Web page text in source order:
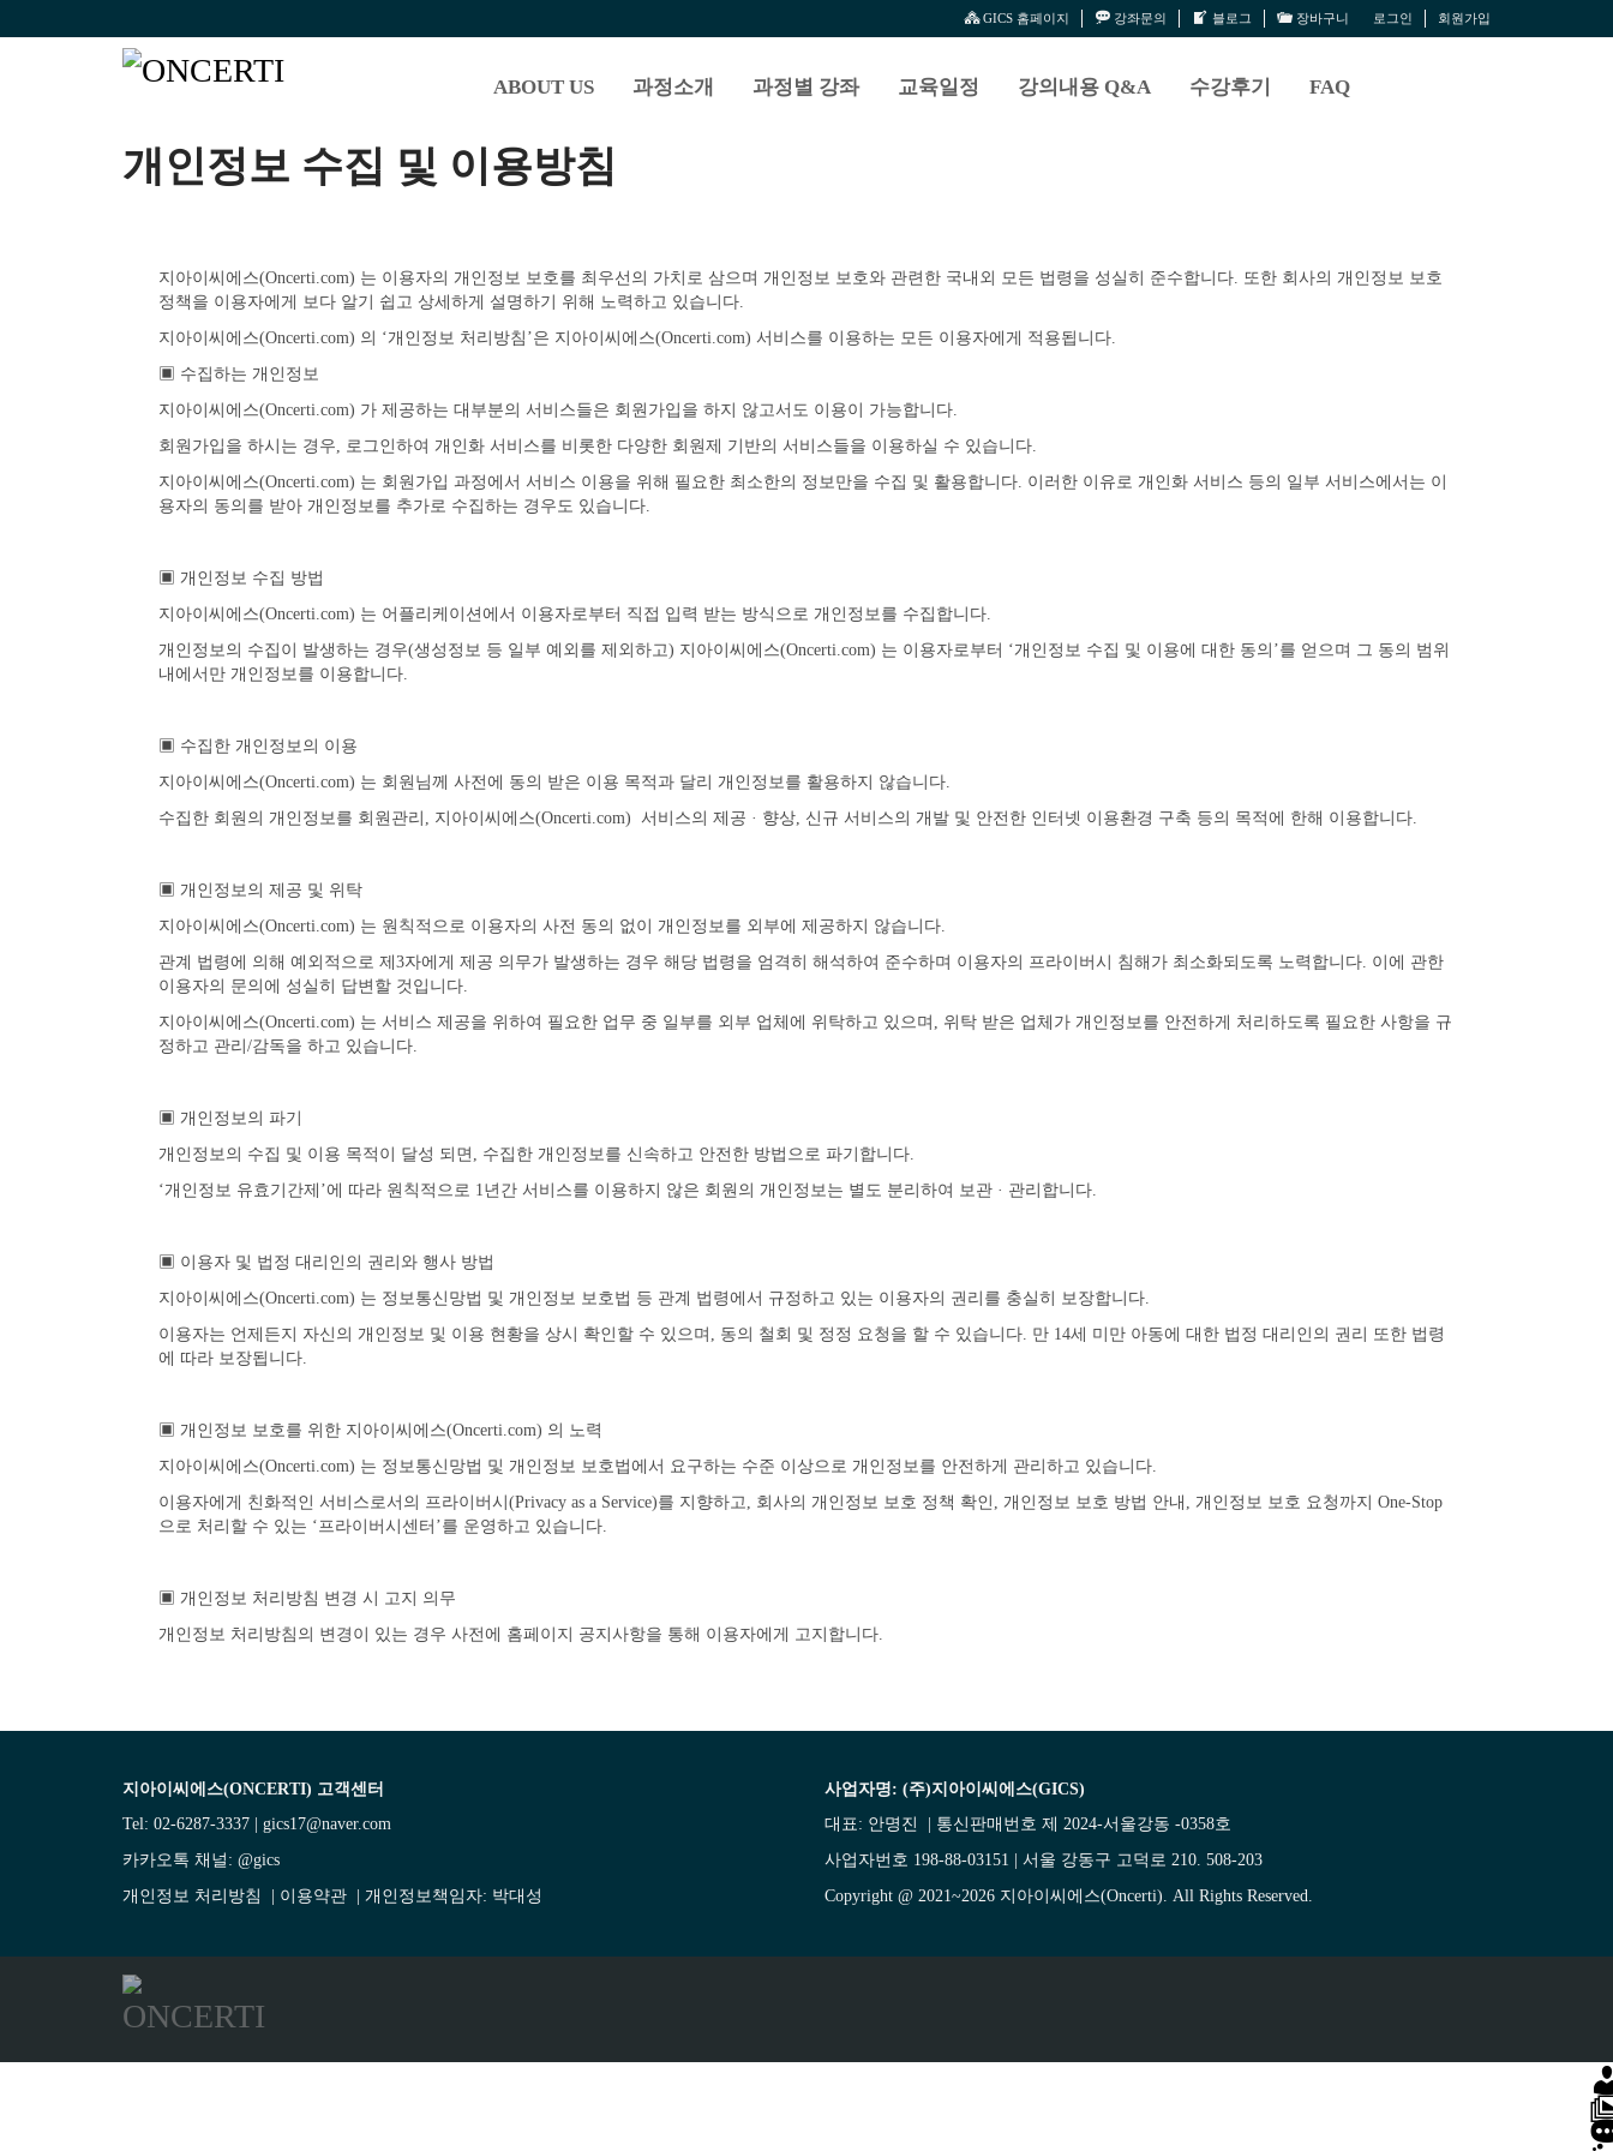
로그인 회원가입
GICS 홈페이지 강좌문의 블로그 장바구니
ABOUT US 과정소개 과정별 강좌 교육일정 강의내용 Q&A 수강후기 FAQ
개인정보 수집 및 이용방침
지아이씨에스(Oncerti.com) 는 이용자의 개인정보 보호를 최우선의 가치로 삼으며 개인정보 보호와 관련한 국내외 모든 법령을 성실히 준수합니다. 또한 회사의 개인정보 보호
정책을 이용자에게 보다 알기 쉽고 상세하게 설명하기 위해 노력하고 있습니다.
지아이씨에스(Oncerti.com) 의 ‘개인정보 처리방침’은 지아이씨에스(Oncerti.com) 서비스를 이용하는 모든 이용자에게 적용됩니다.
▣ 수집하는 개인정보
지아이씨에스(Oncerti.com) 가 제공하는 대부분의 서비스들은 회원가입을 하지 않고서도 이용이 가능합니다.
회원가입을 하시는 경우, 로그인하여 개인화 서비스를 비롯한 다양한 회원제 기반의 서비스들을 이용하실 수 있습니다.
지아이씨에스(Oncerti.com) 는 회원가입 과정에서 서비스 이용을 위해 필요한 최소한의 정보만을 수집 및 활용합니다. 이러한 이유로 개인화 서비스 등의 일부 서비스에서는 이
용자의 동의를 받아 개인정보를 추가로 수집하는 경우도 있습니다.
▣ 개인정보 수집 방법
지아이씨에스(Oncerti.com) 는 어플리케이션에서 이용자로부터 직접 입력 받는 방식으로 개인정보를 수집합니다.
개인정보의 수집이 발생하는 경우(생성정보 등 일부 예외를 제외하고) 지아이씨에스(Oncerti.com) 는 이용자로부터 ‘개인정보 수집 및 이용에 대한 동의’를 얻으며 그 동의 범위
내에서만 개인정보를 이용합니다.
▣ 수집한 개인정보의 이용
지아이씨에스(Oncerti.com) 는 회원님께 사전에 동의 받은 이용 목적과 달리 개인정보를 활용하지 않습니다.
수집한 회원의 개인정보를 회원관리, 지아이씨에스(Oncerti.com) 서비스의 제공 · 향상, 신규 서비스의 개발 및 안전한 인터넷 이용환경 구축 등의 목적에 한해 이용합니다.
▣ 개인정보의 제공 및 위탁
지아이씨에스(Oncerti.com) 는 원칙적으로 이용자의 사전 동의 없이 개인정보를 외부에 제공하지 않습니다.
관계 법령에 의해 예외적으로 제3자에게 제공 의무가 발생하는 경우 해당 법령을 엄격히 해석하여 준수하며 이용자의 프라이버시 침해가 최소화되도록 노력합니다. 이에 관한
이용자의 문의에 성실히 답변할 것입니다.
지아이씨에스(Oncerti.com) 는 서비스 제공을 위하여 필요한 업무 중 일부를 외부 업체에 위탁하고 있으며, 위탁 받은 업체가 개인정보를 안전하게 처리하도록 필요한 사항을 규
정하고 관리/감독을 하고 있습니다.
▣ 개인정보의 파기
개인정보의 수집 및 이용 목적이 달성 되면, 수집한 개인정보를 신속하고 안전한 방법으로 파기합니다.
‘개인정보 유효기간제’에 따라 원칙적으로 1년간 서비스를 이용하지 않은 회원의 개인정보는 별도 분리하여 보관 · 관리합니다.
▣ 이용자 및 법정 대리인의 권리와 행사 방법
지아이씨에스(Oncerti.com) 는 정보통신망법 및 개인정보 보호법 등 관계 법령에서 규정하고 있는 이용자의 권리를 충실히 보장합니다.
이용자는 언제든지 자신의 개인정보 및 이용 현황을 상시 확인할 수 있으며, 동의 철회 및 정정 요청을 할 수 있습니다. 만 14세 미만 아동에 대한 법정 대리인의 권리 또한 법령
에 따라 보장됩니다.
▣ 개인정보 보호를 위한 지아이씨에스(Oncerti.com) 의 노력
지아이씨에스(Oncerti.com) 는 정보통신망법 및 개인정보 보호법에서 요구하는 수준 이상으로 개인정보를 안전하게 관리하고 있습니다.
이용자에게 친화적인 서비스로서의 프라이버시(Privacy as a Service)를 지향하고, 회사의 개인정보 보호 정책 확인, 개인정보 보호 방법 안내, 개인정보 보호 요청까지 One-Stop
으로 처리할 수 있는 ‘프라이버시센터’를 운영하고 있습니다.
▣ 개인정보 처리방침 변경 시 고지 의무
개인정보 처리방침의 변경이 있는 경우 사전에 홈페이지 공지사항을 통해 이용자에게 고지합니다.
지아이씨에스(ONCERTI) 고객센터
Tel: 02-6287-3337 | gics17@naver.com
카카오톡 채널: @gics
개인정보 처리방침
이용약관 | 개인정보책임자: 박대성
사업자명: (주)지아이씨에스(GICS)
대표: 안명진 | 통신판매번호 제 2024-서울강동 -0358호
사업자번호 198-88-03151 | 서울 강동구 고덕로 210. 508-203
Copyright @ 2021~2026 지아이씨에스(Oncerti). All Rights Reserved.